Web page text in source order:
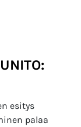
esitys
palaa